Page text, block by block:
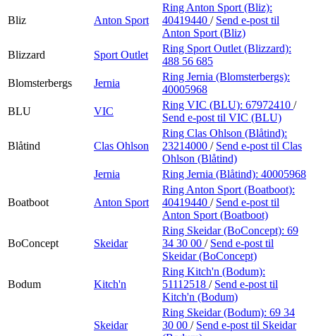
Bliz Anton Sport
Ring Anton Sport (Bliz):
40419440 / Send e-post til
Anton Sport (Bliz)
Blizzard
Sport Outlet
Ring Sport Outlet (Blizzard):
488 56 685
Blomsterbergs
Jernia
Ring Jernia (Blomsterbergs):
40005968
BLU
VIC
Ring VIC (BLU): 67972410 /
Send e-post til VIC (BLU)
Blåtind Clas Ohlson
Ring Clas Ohlson (Blåtind):
23214000 / Send e-post til Clas
Ohlson (Blåtind)
Jernia
Ring Jernia (Blåtind): 40005968
Boatboot Anton Sport
Ring Anton Sport (Boatboot):
40419440 / Send e-post til
Anton Sport (Boatboot)
BoConcept Skeidar
Ring Skeidar (BoConcept): 69
34 30 00 / Send e-post til
Skeidar (BoConcept)
Bodum Kitch'n
Ring Kitch'n (Bodum):
51112518 / Send e-post til
Kitch'n (Bodum)
Skeidar
Ring Skeidar (Bodum): 69 34
30 00 / Send e-post til Skeidar